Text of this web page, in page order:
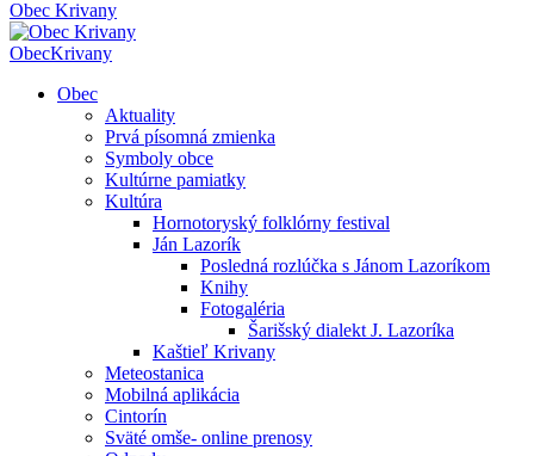
Obec Krivany
ObecKrivany
Obec
Aktuality
Prvá písomná zmienka
Symboly obce
Kultúrne pamiatky
Kultúra
Hornotoryský folklórny festival
Ján Lazorík
Posledná rozlúčka s Jánom Lazoríkom
Knihy
Fotogaléria
Šarišský dialekt J. Lazoríka
Kaštieľ Krivany
Meteostanica
Mobilná aplikácia
Cintorín
Sväté omše- online prenosy